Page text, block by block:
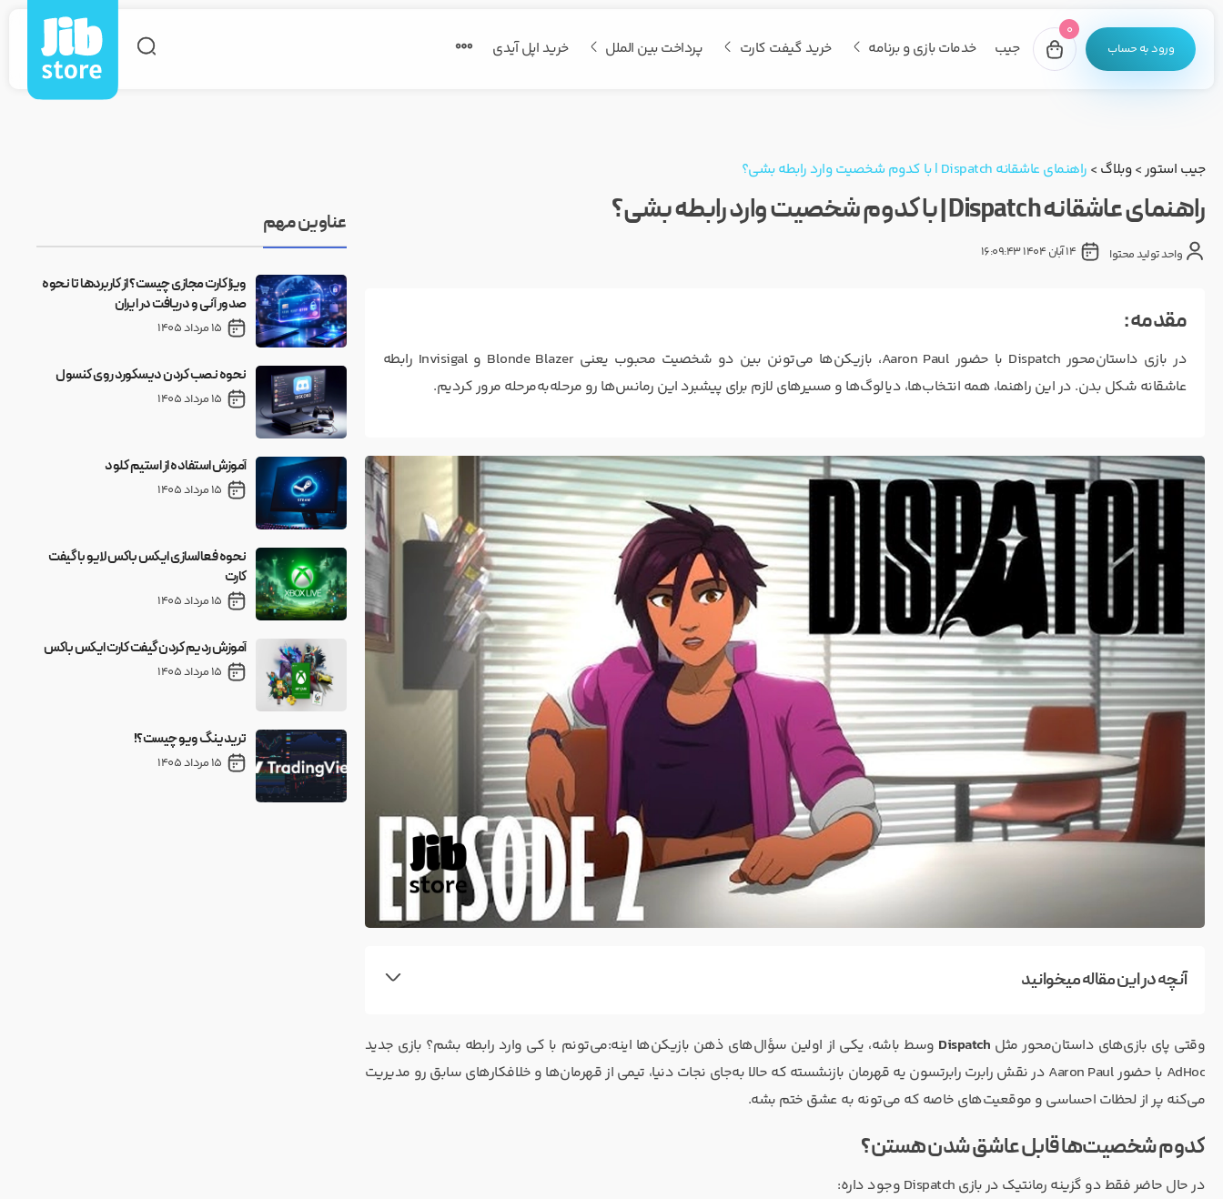
ورود به حساب
0
جیب خدمات بازی و برنامه خرید گیفت کارت پرداخت بین الملل خرید اپل آیدی
جیب استور>وبلاگ > راهنمای عاشقانه Dispatch | با کدوم شخصیت وارد رابطه بشی؟
راهنمای عاشقانه Dispatch | با کدوم شخصیت وارد رابطه بشی؟
واحد تولید محتوا 14 آبان 1404 16:09:43
مقدمه :
در بازی داستان‌محور Dispatch با حضور Aaron Paul، بازیکن‌ها می‌تونن بین دو شخصیت محبوب یعنی Blonde Blazer و Invisigal رابطه
عاشقانه شکل بدن. در این راهنما، همه انتخاب‌ها، دیالوگ‌ها و مسیرهای لازم برای پیشبرد این رمانس‌ها رو مرحله‌به‌مرحله مرور کردیم.
آنچه در این مقاله میخوانید
وقتی پای بازی‌های داستان‌محور مثل Dispatch وسط باشه، یکی از اولین سؤال‌های ذهن بازیکن‌ها اینه:می‌تونم با کی وارد رابطه بشم؟ بازی جدید
AdHoc با حضور Aaron Paul در نقش رابرت رابرتسون یه قهرمان بازنشسته که حالا به‌جای نجات دنیا، تیمی از قهرمان‌ها و خلافکارهای سابق رو مدیریت
می‌کنه پر از لحظات احساسی و موقعیت‌های خاصه که می‌تونه به عشق ختم بشه.
کدوم شخصیت‌ها قابل عاشق شدن هستن؟
در حال حاضر فقط دو گزینه رمانتیک در بازی Dispatch وجود داره:
عناوین مهم
ویزا کارت مجازی چیست؟ از کاربردها تا نحوه
صدور آنی و دریافت در ایران
15 مرداد 1405
نحوه نصب کردن دیسکورد روی کنسول
15 مرداد 1405
آموزش استفاده از استیم کلود
15 مرداد 1405
نحوه فعالسازی ایکس باکس لایو با گیفت
کارت
15 مرداد 1405
آموزش ردیم کردن گیفت کارت ایکس باکس
15 مرداد 1405
تریدینگ ویو چیست؟!
15 مرداد 1405